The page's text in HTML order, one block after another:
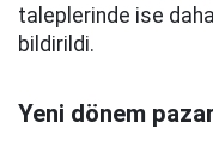
taleplerinde ise
bildirildi.
Yeni dönem